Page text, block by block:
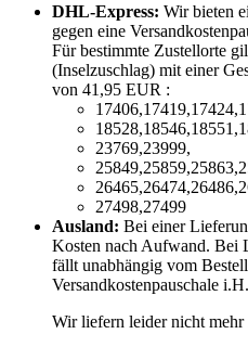
DHL-Express: Wir bieten
gegen eine
Für bestimmte Zustellorte
(Inselzuschlag) mit einer
von 41,95 EUR :
23769,23999,
27498,27499
Ausland: Bei einer
Kosten nach Aufwand. Bei
fällt unabhängig vom
Versandkostenpauschale
Wir liefern leider nicht